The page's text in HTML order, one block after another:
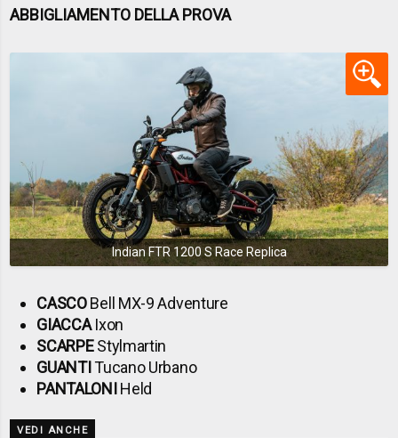
ABBIGLIAMENTO DELLA PROVA
Indian FTR 1200 S Race Replica
CASCOBell MX-9 Adventure
GIACCAIxon
SCARPEStylmartin
GUANTITucano Urbano
PANTALONIHeld
VEDI ANCHE